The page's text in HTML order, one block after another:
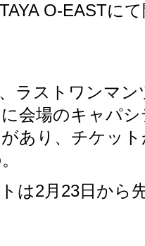
O-EASTに
ラストワンマ
会場のキャパ
あり、チケッ
は2月 23日から